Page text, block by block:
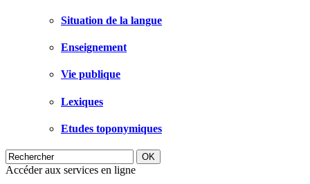
Situation de la langue
Enseignement
Vie publique
Lexiques
Etudes toponymiques
Accéder aux services en ligne